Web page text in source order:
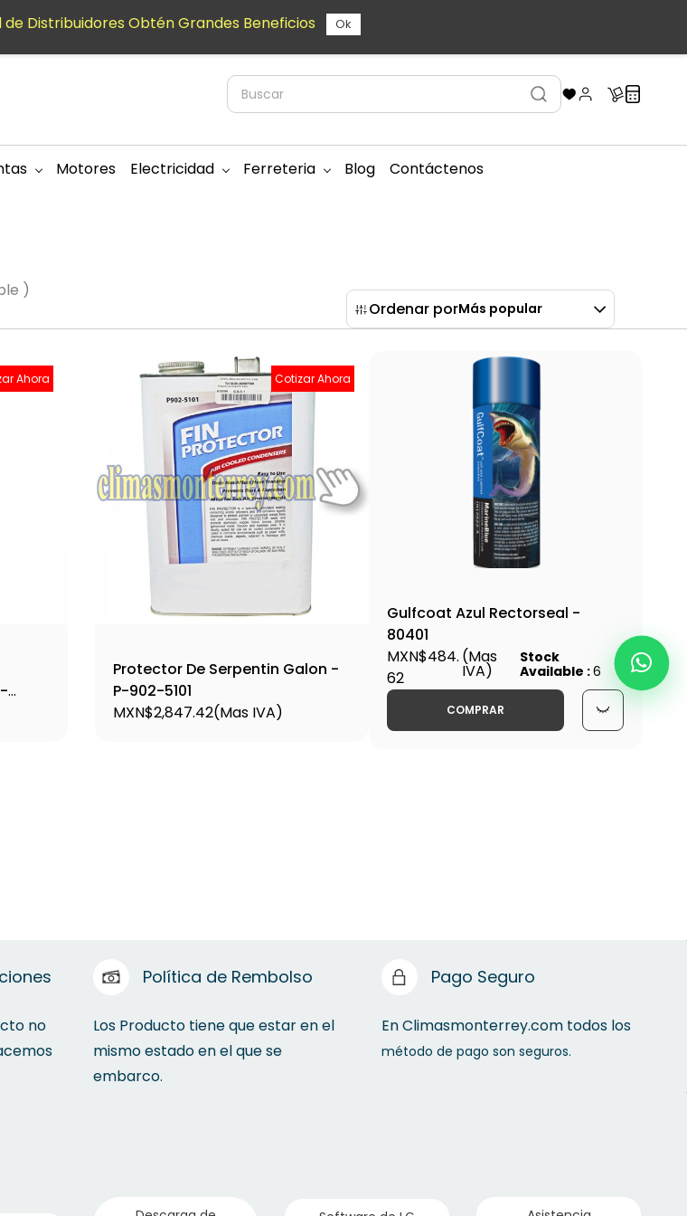
Motores Electricidad Ferreteria Blog Contáctenos
)
Ordenar porMás popular
Ahora Cotizar Ahora
Protector De Serpentin Galon -
P-902-5101
MXN$2,847.42(Mas IVA)
Gulfcoat Azul Rectorseal -
80401
MXN$484.
62
(Mas
IVA)
Stock
Available :6
COMPRAR
no
Política de Rembolso
Los Producto tiene que estar en el
mismo estado en el que se
embarco.
Pago Seguro
En Climasmonterrey.com todos los
método de pago son seguros.
Distribuidores Obtén Grandes Beneficios Ok